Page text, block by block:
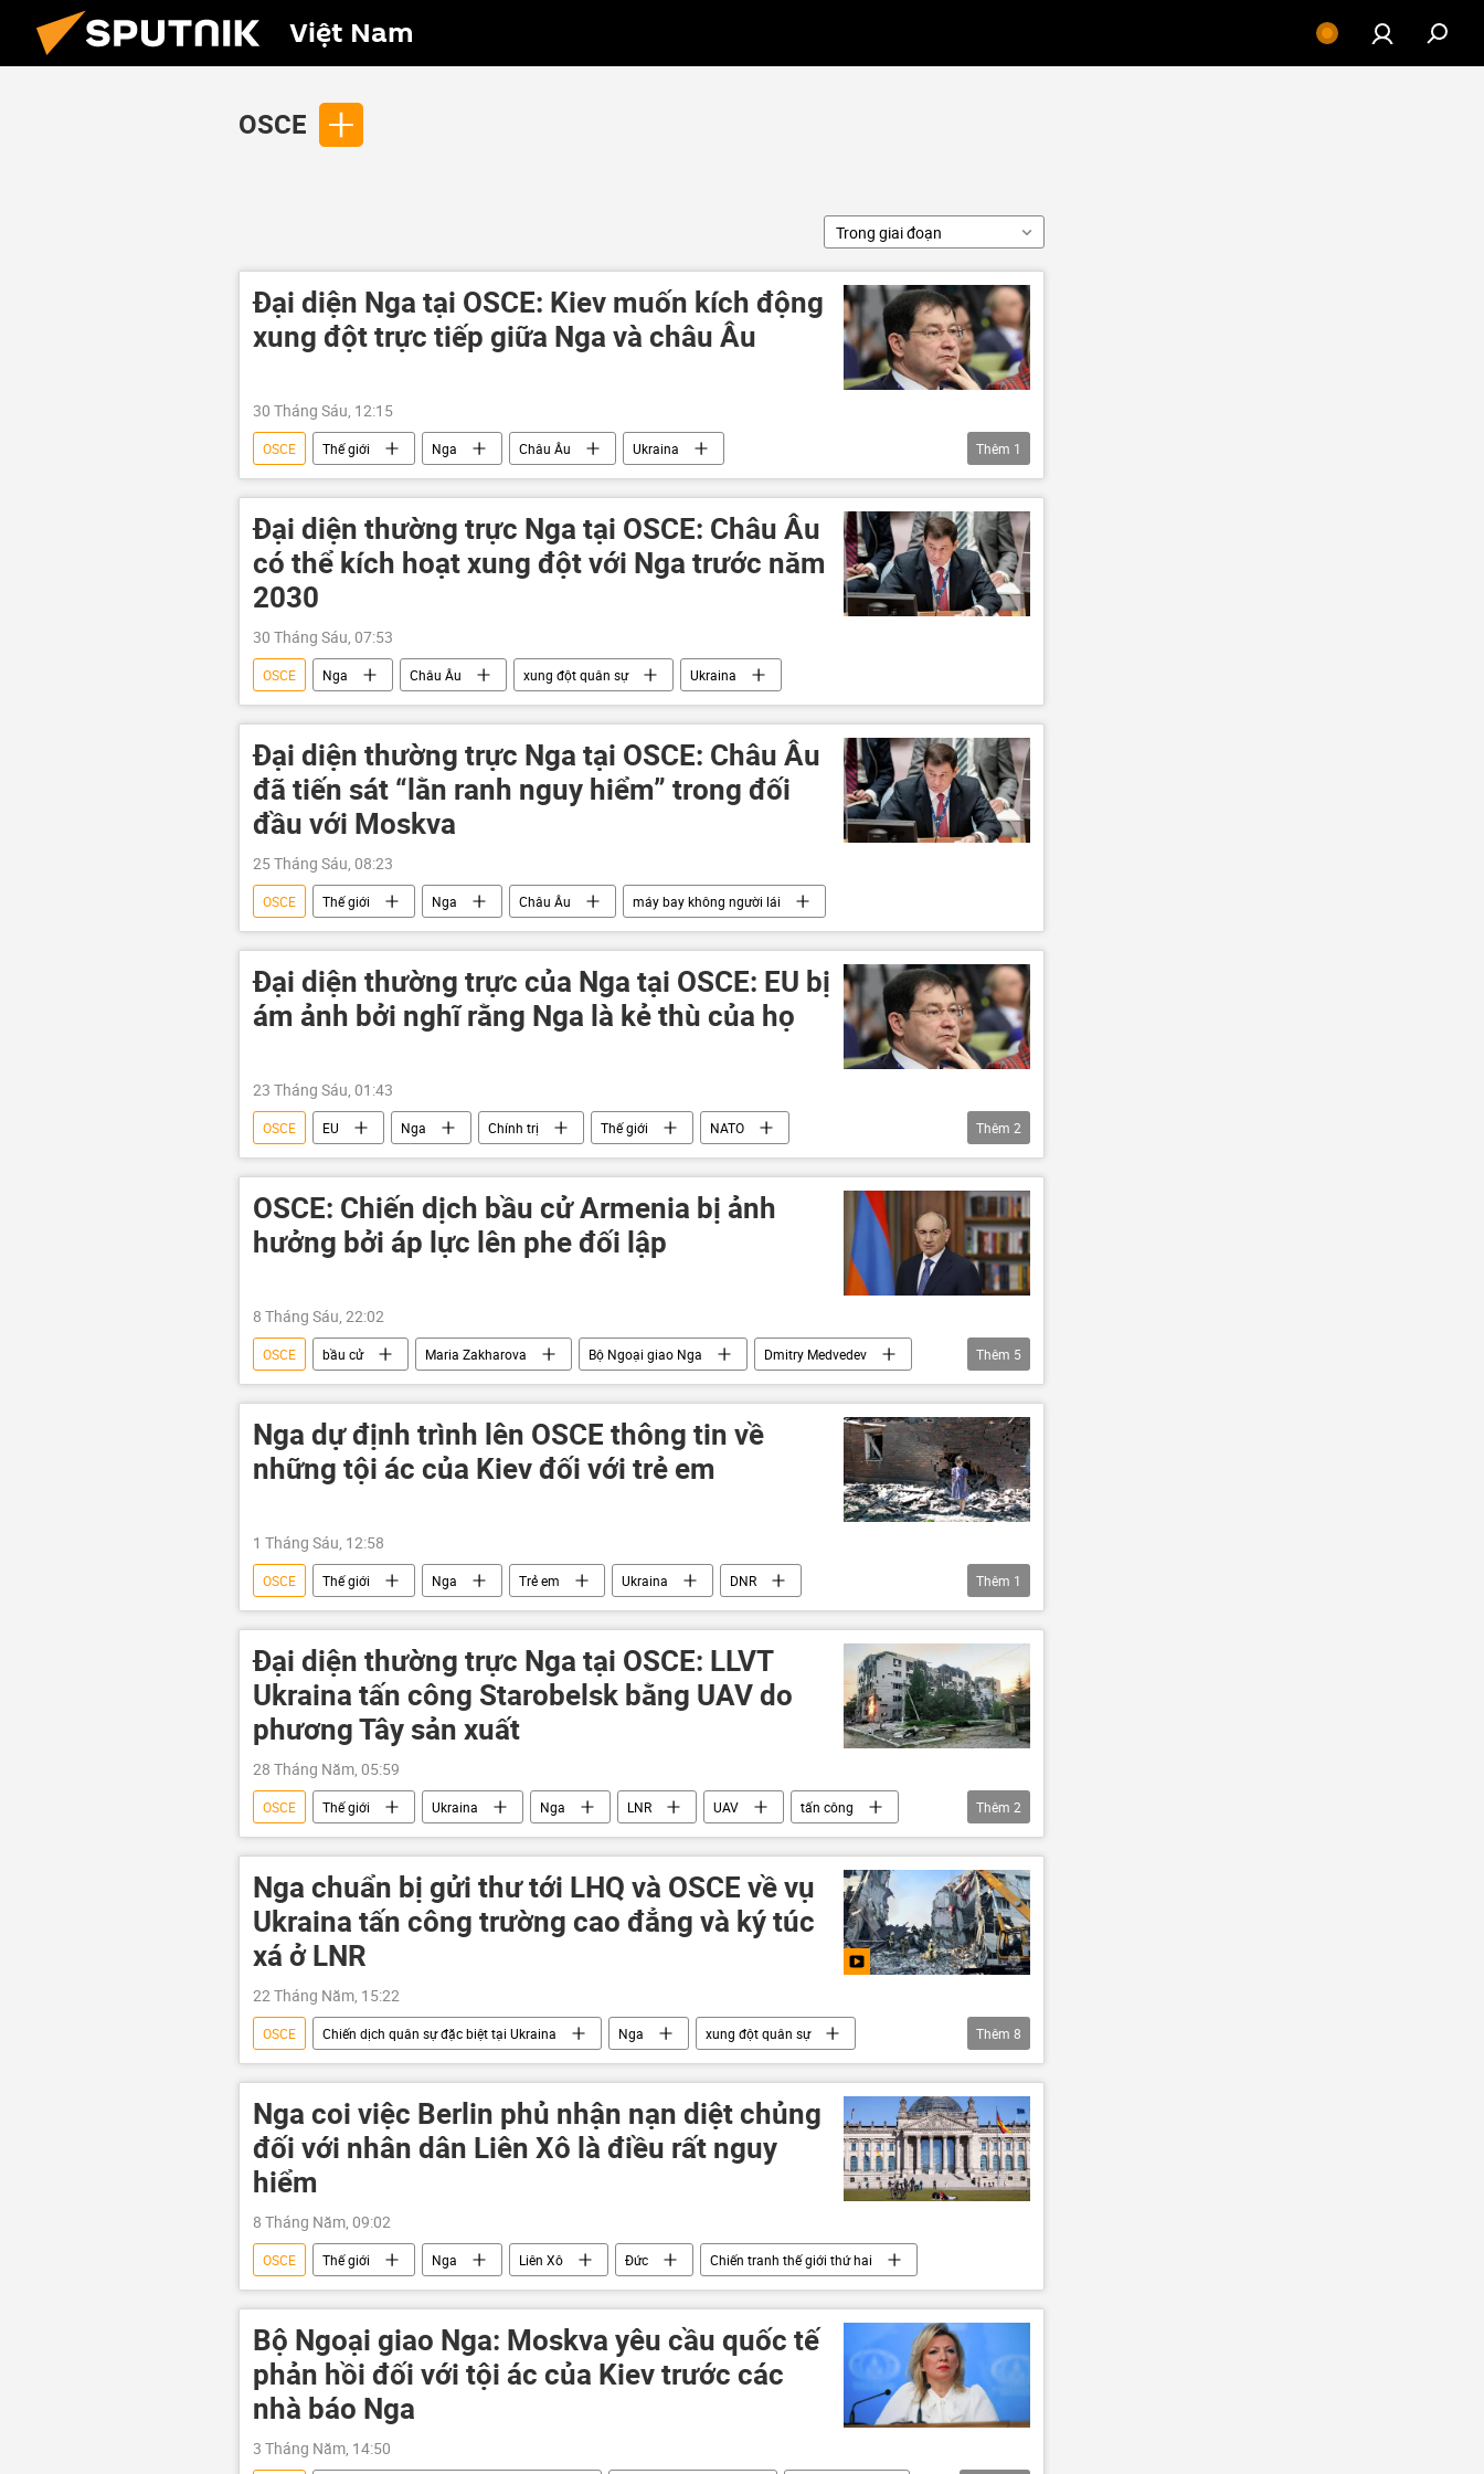
Việt Nam
OSCE
Trong giai đoạn
Đại diện Nga tại OSCE: Kiev muốn kích động
xung đột trực tiếp giữa Nga và châu Âu
30 Tháng Sáu, 12:15
OSCE Thế giới Nga Châu Âu
Ukraina
Chiến dịch quân sự đặc biệt tại Ukraina
Thêm 1
Đại diện thường trực Nga tại OSCE: Châu Âu
có thể kích hoạt xung đột với Nga trước năm
2030
30 Tháng Sáu, 07:53
OSCE Nga Châu Âu xung đột quân sự Ukraina
Đại diện thường trực Nga tại OSCE: Châu Âu
đã tiến sát “lằn ranh nguy hiểm” trong đối
đầu với Moskva
25 Tháng Sáu, 08:23
OSCE Thế giới Nga Châu Âu máy bay không người lái
Đại diện thường trực của Nga tại OSCE: EU bị
ám ảnh bởi nghĩ rằng Nga là kẻ thù của họ
23 Tháng Sáu, 01:43
OSCE EU Nga Chính trị Thế giới
NATO
Liên minh châu Âu
Châu Âu xung đột
Thêm 2
OSCE: Chiến dịch bầu cử Armenia bị ảnh
hưởng bởi áp lực lên phe đối lập
8 Tháng Sáu, 22:02
OSCE bầu cử Maria Zakharova Bộ Ngoại giao Nga
Dmitry Medvedev
Chính trị
Thế giới Armenia Châu Âu doanh nhân
Thêm 5
Nga dự định trình lên OSCE thông tin về
những tội ác của Kiev đối với trẻ em
1 Tháng Sáu, 12:58
OSCE Thế giới Nga Trẻ em Ukraina
DNR
Chiến dịch quân sự đặc biệt tại Ukraina
Thêm 1
Đại diện thường trực Nga tại OSCE: LLVT
Ukraina tấn công Starobelsk bằng UAV do
phương Tây sản xuất
28 Tháng Năm, 05:59
OSCE Thế giới Ukraina Nga LNR UAV
tấn công
Chiến dịch quân sự đặc biệt tại Ukraina
phương Tây
Thêm 2
Nga chuẩn bị gửi thư tới LHQ và OSCE về vụ
Ukraina tấn công trường cao đẳng và ký túc
xá ở LNR
22 Tháng Năm, 15:22
OSCE Chiến dịch quân sự đặc biệt tại Ukraina Nga
xung đột quân sự
xung đột
Ukraina Quân đội Ukraina
Cuộc khủng hoảng ở Ukraina
Thế giới
Chính trị Liên Hợp Quốc tấn công
Thêm 8
Nga coi việc Berlin phủ nhận nạn diệt chủng
đối với nhân dân Liên Xô là điều rất nguy
hiểm
8 Tháng Năm, 09:02
OSCE Thế giới Nga Liên Xô Đức Chiến tranh thế giới thứ hai
Bộ Ngoại giao Nga: Moskva yêu cầu quốc tế
phản hồi đối với tội ác của Kiev trước các
nhà báo Nga
3 Tháng Năm, 14:50